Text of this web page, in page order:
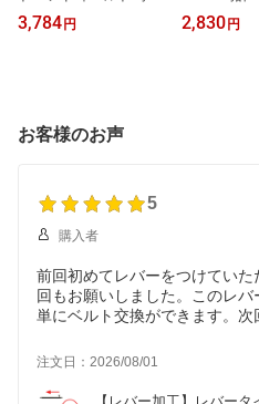
ベルト 時計バンド 腕時
計 スコッチガード レザ
m 16mm 17mm 18mm 1
9mm 20mm 黒 バネ棒 ば
3,784円
ド 革ベルト
時計ベルト
2,830円
お客様のお声
5
購入者
前回初めてレバーをつけてい
回もお願いしました。このレ
単にベルト交換ができます。次
バーをお願いして、服に合わ
す。
注文日：2026/08/01